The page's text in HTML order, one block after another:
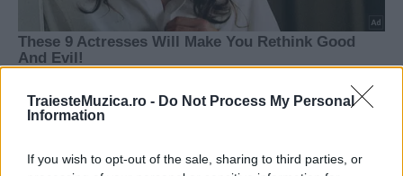
TraiesteMuzica.ro - Do Not Process My Personal
Information
If you wish to opt-out of the sale, sharing to third parties, or